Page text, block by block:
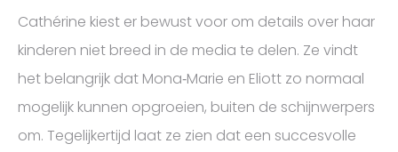
Cathérine kiest er bewust voor om details over haar
kinderen niet breed in de media te delen. Ze vindt
het belangrijk dat Mona‑Marie en Eliott zo normaal
mogelijk kunnen opgroeien, buiten de schijnwerpers
om. Tegelijkertijd laat ze zien dat een succesvolle